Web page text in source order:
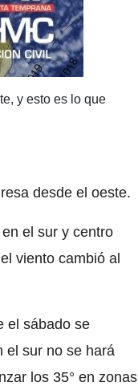
y esto es lo que
desde el oeste.
el sur y centro
viento cambió al
el sábado se
el sur no se hará
los 35° en zonas